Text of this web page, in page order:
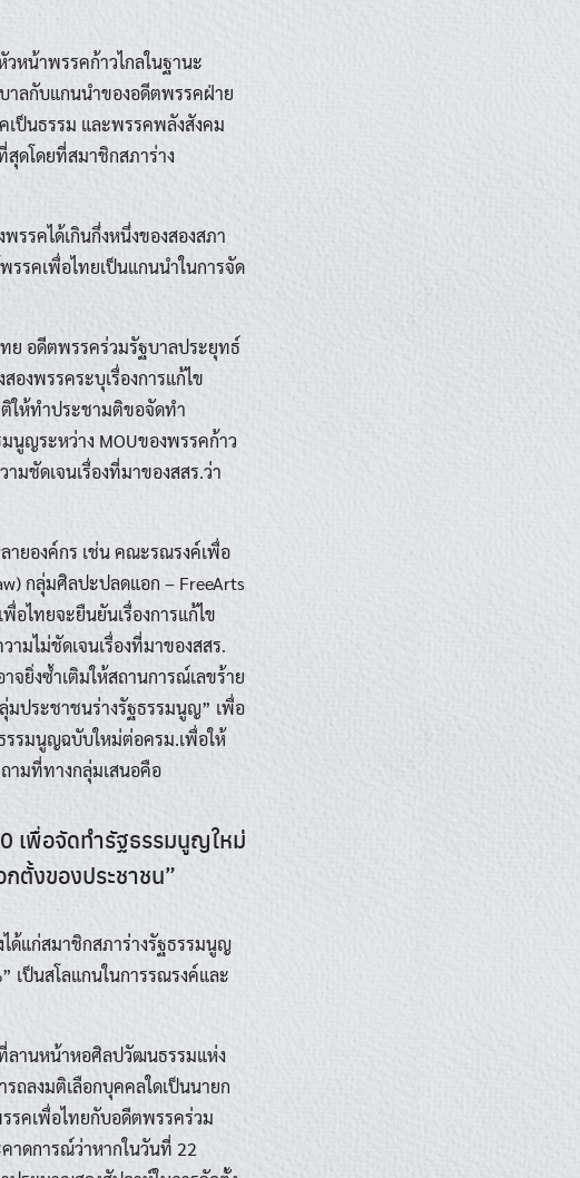
หน้าพรรคก้าวไกลในฐานะ
าลกับแกนนำของอดีตพรรคฝ่าย
เป็นธรรม และพรรคพลังสังคม
สุดโดยที่สมาชิกสภาร่าง
รรคได้เกินกึ่งหนึ่งของสองสภา
รคเพื่อไทยเป็นแกนนำในการจัด
ย อดีตพรรคร่วมรัฐบาลประยุทธ์
งพรรคระบุเรื่องการแก้ไข
ติให้ทำประชามติขอจัดทำ
นูญระหว่าง MOUของพรรคก้าว
มชัดเจนเรื่องที่มาของสสร.ว่า
ายองค์กร เช่น คณะรณรงค์เพื่อ
กลุ่มศิลปะปลดแอก – FreeArts
อไทยจะยืนยันเรื่องการแก้ไข
มไม่ชัดเจนเรื่องที่มาของสสร.
จยิ่งซ้ำเติมให้สถานการณ์เลขร้าย
มประชาชนร่างรัฐธรรมนูญ” เพื่อ
รรมนูญฉบับใหม่ต่อครม.เพื่อให้
ามที่ทางกลุ่มเสนอคือ
เพื่อจัดทำรัฐธรรมนูญใหม่
ตั้งของประชาชน”
ด้แก่สมาชิกสภาร่างรัฐธรรมนูญ
เป็นสโลแกนในการรณรงค์และ
ลานหน้าหอศิลปวัฒนธรรมแห่ง
ถลงมติเลือกบุคคลใดเป็นนายก
รคเพื่อไทยกับอดีตพรรคร่วม
าดการณ์ว่าหากในวันที่ 22